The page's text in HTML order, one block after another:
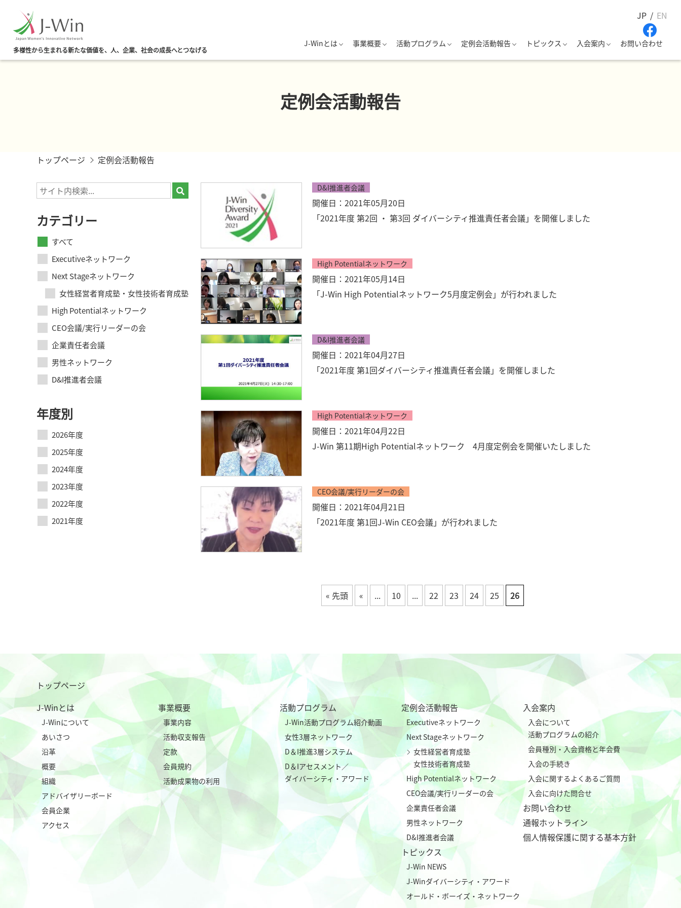
JP EN
多様性から生まれる新たな価値を、人、企業、社会の成長へとつなげる
J-Winとは 事業概要 活動プログラム 定例会活動報告 トピックス 入会案内 お問い合わせ
定例会活動報告
トップページ 定例会活動報告
D&I推進者会議
開催日：2021年05月20日
「2021年度 第2回 ・ 第3回 ダイバーシティ推進責任者会議」を開催しました
High Potentialネットワーク
開催日：2021年05月14日
「J-Win High Potentialネットワーク5月度定例会」が行われました
D&I推進者会議
開催日：2021年04月27日
「2021年度 第1回ダイバーシティ推進責任者会議」を開催しました
High Potentialネットワーク
開催日：2021年04月22日
J-Win 第11期High Potentialネットワーク 4月度定例会を開催いたしました
CEO会議/実行リーダーの会
開催日：2021年04月21日
「2021年度 第1回J-Win CEO会議」が行われました
« 先頭 « ... 10 ... 22 23 24 25 26
カテゴリー
すべて
Executiveネットワーク
Next Stageネットワーク
女性経営者育成塾・女性技術者育成塾
High Potentialネットワーク
CEO会議/実行リーダーの会
企業責任者会議
男性ネットワーク
D&I推進者会議
年度別
2026年度
2025年度
2024年度
2023年度
2022年度
2021年度
トップページ
J-Winとは
J-Winについて
あいさつ
沿革
概要
組織
アドバイザリーボード
会員企業
アクセス
事業概要
事業内容
活動収支報告
定款
会員規約
活動成果物の利用
活動プログラム
J-Win活動プログラム紹介動画
女性3層ネットワーク
D＆I推進3層システム
D＆Iアセスメント／
ダイバーシティ・アワード
定例会活動報告
Executiveネットワーク
Next Stageネットワーク
女性経営者育成塾
女性技術者育成塾
High Potentialネットワーク
CEO会議/実行リーダーの会
企業責任者会議
男性ネットワーク
D&I推進者会議
トピックス
J-Win NEWS
J-Winダイバーシティ・アワード
オールド・ボーイズ・ネットワーク
入会案内
入会について
活動プログラムの紹介
会員種別・入会資格と年会費
入会の手続き
入会に関するよくあるご質問
入会に向けた問合せ
お問い合わせ
通報ホットライン
個人情報保護に関する基本方針